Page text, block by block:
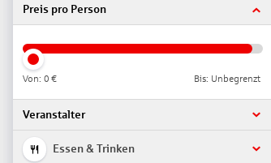
Preis pro Person
Von: 0 € Bis: Unbegrenzt
Veranstalter
Essen & Trinken